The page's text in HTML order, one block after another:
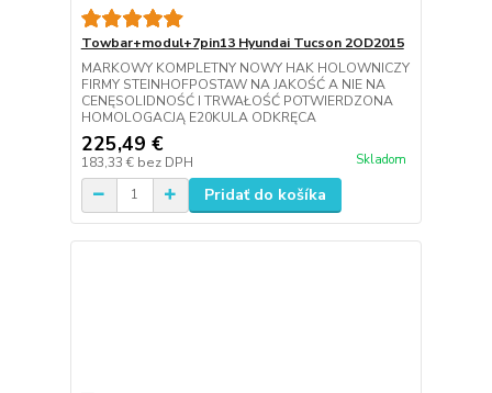
Towbar+modul+7pin13 Hyundai Tucson 2OD2015
MARKOWY KOMPLETNY NOWY HAK HOLOWNICZY
FIRMY STEINHOFPOSTAW NA JAKOŚĆ A NIE NA
CENĘSOLIDNOŚĆ I TRWAŁOŚĆ POTWIERDZONA
HOMOLOGACJĄ E20KULA ODKRĘCA
225,49 €
183,33 € bez DPH Skladom
Pridať do košíka